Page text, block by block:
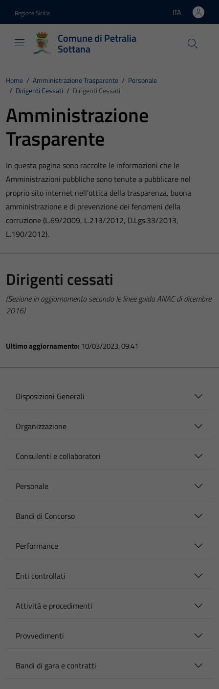
Regione Sicilia Lingua attiva:
ITA
Comune di Petralia
Sottana
Home / Amministrazione Trasparente / Personale
/ Dirigenti Cessati / Dirigenti Cessati
Amministrazione
Trasparente
In questa pagina sono raccolte le informazioni che le
Amministrazioni pubbliche sono tenute a pubblicare nel
proprio sito internet nell’ottica della trasparenza, buona
amministrazione e di prevenzione dei fenomeni della
corruzione (L.69/2009, L.213/2012, D.Lgs.33/2013,
L.190/2012).
Dirigenti cessati
(Sezione in aggiornamento secondo le linee guida ANAC di dicembre
2016)
Ultimo aggiornamento: 10/03/2023, 09:41
Disposizioni Generali
Organizzazione
Consulenti e collaboratori
Personale
Bandi di Concorso
Performance
Enti controllati
Attività e procedimenti
Provvedimenti
Bandi di gara e contratti